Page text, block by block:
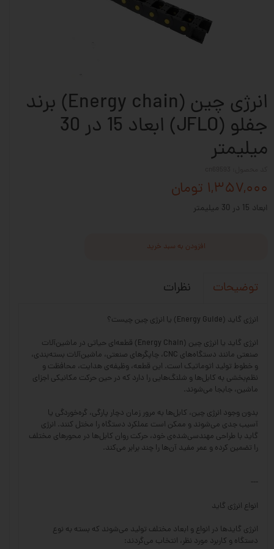
انرژی چین (Energy chain) برند
جفلو (JFLO) ابعاد 15 در 30
میلیمتر
۱,۳۵۷,۰۰۰ تومان
ابعاد 15 در 30 میلیمتر
افزودن به سبد خرید
توضیحات نظرات
انرژی گاید (Energy Guide) یا انرژی چین چیست؟
انرژی گاید یا انرژی چین (Energy Chain) قطعه‌ای حیاتی در ماشین‌آلات
صنعتی مانند دستگاه‌های CNC، چاپگرهای صنعتی، ماشین‌آلات بسته‌بندی،
و خطوط تولید اتوماتیک است. این قطعه، وظیفه‌ی هدایت، محافظت و
نظم‌بخشی به کابل‌ها و شلنگ‌هایی را دارد که در حین حرکت مکانیکی اجزای
ماشین، جابجا می‌شوند.
بدون وجود انرژی چین، کابل‌ها به مرور زمان دچار پارگی، گره‌خوردگی یا
آسیب جدی می‌شوند و ممکن است عملکرد دستگاه را مختل کنند. انرژی
گاید با طراحی مهندسی‌شده‌ی خود، حرکت روان کابل‌ها در محورهای مختلف
را تضمین کرده و عمر مفید آن‌ها را چند برابر می‌کند.
---
انواع انرژی گاید
انرژی گایدها در انواع و ابعاد مختلف تولید می‌شوند که بسته به نوع
دستگاه و کاربرد مورد نظر، انتخاب می‌گردند: